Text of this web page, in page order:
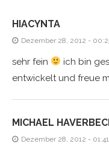
HIACYNTA
Dezember 28, 2012 -
sehr fein
ich bin
entwickelt und freue
MICHAEL
Dezember 28, 2012 - 01:41